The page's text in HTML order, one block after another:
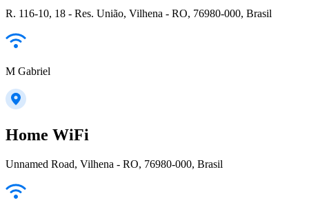
R. 116-10, 18 - Res. União, Vilhena - RO, 76980-000, Brasil
M Gabriel
Home WiFi
Unnamed Road, Vilhena - RO, 76980-000, Brasil